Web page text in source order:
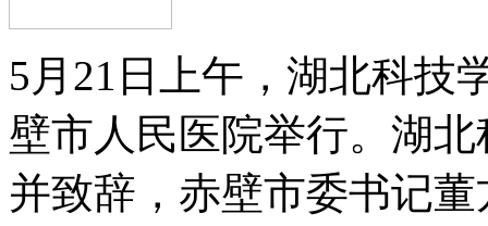
5月21日上午，湖北科技
壁市人民医院举行。湖
并致辞，赤壁市委书记